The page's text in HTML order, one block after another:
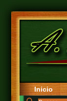
Inicio